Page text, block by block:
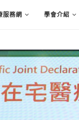
服務網 學會介紹